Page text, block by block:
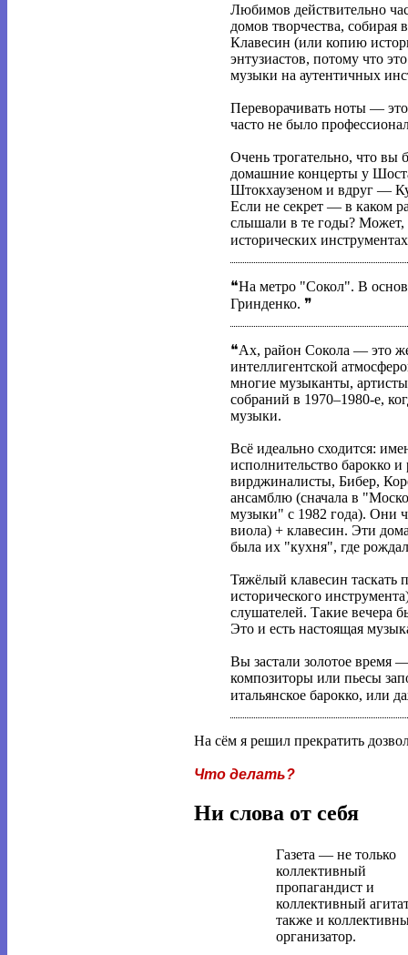
Любимов действительно
домов творчества, собирая
Клавесин (или копию
энтузиастов, потому что
музыки на аутентичных
Переворачивать ноты —
часто не было
Очень трогательно, что вы
домашние концерты у
Штокхаузеном и вдруг —
Если не секрет — в каком
слышали в те годы? Может,
исторических
❝На метро "Сокол". В
Гринденко. ❞
❝Ах, район Сокола — это же
интеллигентской
многие музыканты,
собраний в 1970–1980-е,
музыки.
Всё идеально сходится:
исполнительство барокко
вирджиналисты, Бибер,
ансамблю (сначала в
музыки" с 1982 года). Они
виола) + клавесин. Эти
была их "кухня", где
Тяжёлый клавесин таскать
исторического
слушателей. Такие вечера
Это и есть настоящая
Вы застали золотое время
композиторы или пьесы
итальянское барокко, или
На сём я решил прекратить
Что делать?
Ни слова от себя
Газета — не только
коллективный
пропагандист и
коллективный
также и
организатор.